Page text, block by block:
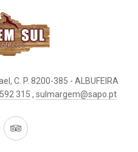
C. P. 8200-385 - ALBUFEIRA
315 , sulmargem@sapo.pt
New